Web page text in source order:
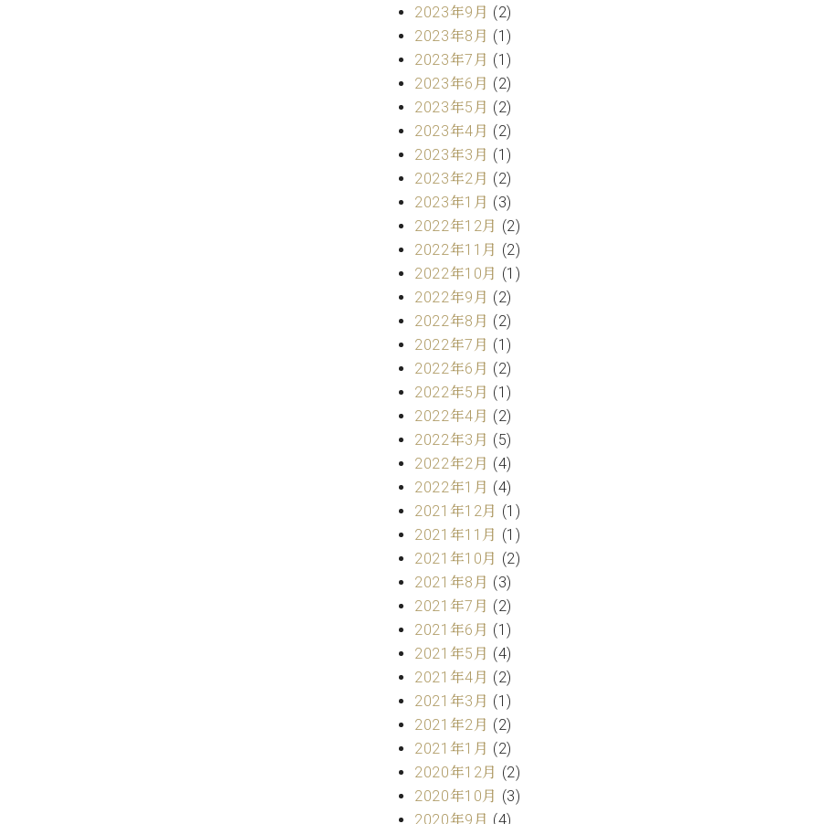
2023年9月 (2)
2023年8月 (1)
2023年7月 (1)
2023年6月 (2)
2023年5月 (2)
2023年4月 (2)
2023年3月 (1)
2023年2月 (2)
2023年1月 (3)
2022年12月 (2)
2022年11月 (2)
2022年10月 (1)
2022年9月 (2)
2022年8月 (2)
2022年7月 (1)
2022年6月 (2)
2022年5月 (1)
2022年4月 (2)
2022年3月 (5)
2022年2月 (4)
2022年1月 (4)
2021年12月 (1)
2021年11月 (1)
2021年10月 (2)
2021年8月 (3)
2021年7月 (2)
2021年6月 (1)
2021年5月 (4)
2021年4月 (2)
2021年3月 (1)
2021年2月 (2)
2021年1月 (2)
2020年12月 (2)
2020年10月 (3)
2020年9月 (4)